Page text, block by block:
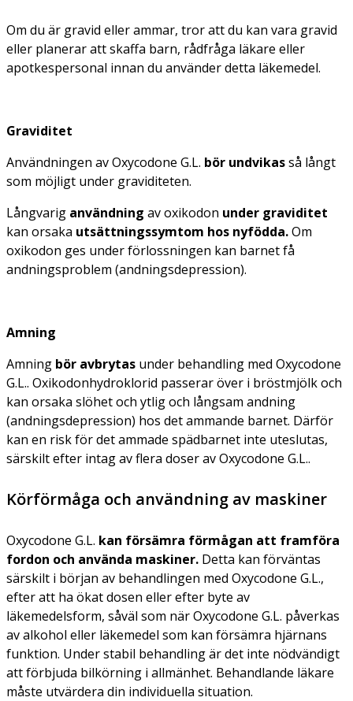
Om du är gravid eller ammar, tror att du kan vara gravid
eller planerar att skaffa barn, rådfråga läkare eller
apotkespersonal innan du använder detta läkemedel.
Graviditet
Användningen av Oxycodone G.L. bör undvikasså långt
som möjligt under graviditeten.
Långvarig användning av oxikodon under graviditet
kan orsaka utsättningssymtom hos nyfödda.Om
oxikodon ges under förlossningen kan barnet få
andningsproblem (andningsdepression).
Amning
Amning bör avbrytas under behandling med Oxycodone
G.L.. Oxikodonhydroklorid passerar över i bröstmjölk och
kan orsaka slöhet och ytlig och långsam andning
(andningsdepression) hos det ammande barnet. Därför
kan en risk för det ammade spädbarnet inte uteslutas,
särskilt efter intag av flera doser av Oxycodone G.L..
Körförmåga och användning av maskiner
Oxycodone G.L. kan försämra förmågan att framföra
fordon och använda maskiner. Detta kan förväntas
särskilt i början av behandlingen med Oxycodone G.L.,
efter att ha ökat dosen eller efter byte av
läkemedelsform, såväl som när Oxycodone G.L. påverkas
av alkohol eller läkemedel som kan försämra hjärnans
funktion. Under stabil behandling är det inte nödvändigt
att förbjuda bilkörning i allmänhet. Behandlande läkare
måste utvärdera din individuella situation.